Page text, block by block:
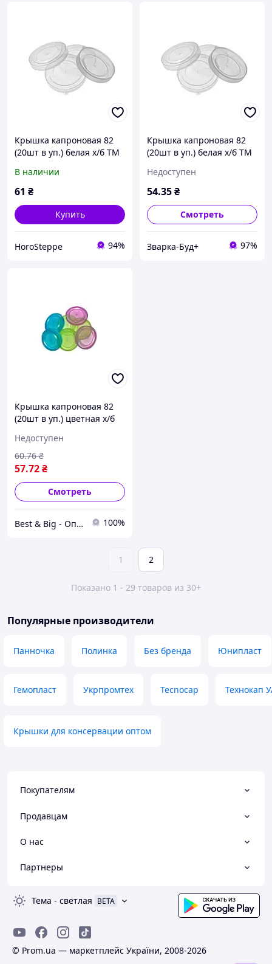
Крышка капроновая 82
(20шт в уп.) белая х/б ТМ
В наличии
61 ₴
Купить
HoroSteppe 94%
Крышка капроновая 82
(20шт в уп.) белая х/б ТМ
Недоступен
54.35₴
Смотреть
Зварка-Буд+ 97%
Крышка капроновая 82
(20шт в уп.) цветная х/б
Недоступен
57.72₴
60.76 ₴
Смотреть
Best & Big - Оптовий магазин для HoReCa, Декор, Електроніка та Обладнання 100%
1 2
Показано 1 - 29 товаров из 30+
Популярные производители
Панночка Полинка Без бренда Юнипласт
Гемопласт Укрпромтех Tecnocap Технокап
Крышки для консервации оптом
Покупателям
Продавцам
О нас
Партнеры
Тема - светлая BETA
© Prom.ua — маркетплейс України, 2008-2026